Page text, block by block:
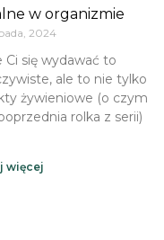
w organizmie
2024
Ci się wydawać to
ale to nie tylko
żywieniowe (o czym
rolka z serii)
więcej